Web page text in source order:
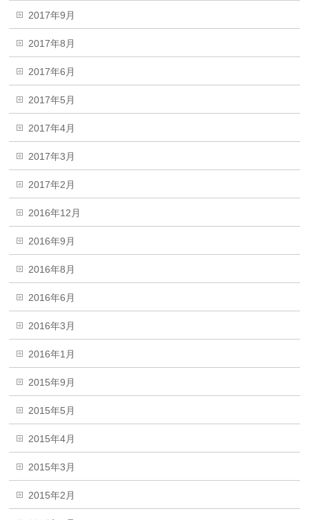
2017年9月
2017年8月
2017年6月
2017年5月
2017年4月
2017年3月
2017年2月
2016年12月
2016年9月
2016年8月
2016年6月
2016年3月
2016年1月
2015年9月
2015年5月
2015年4月
2015年3月
2015年2月